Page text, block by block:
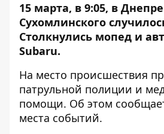
15 марта, в 9:05, в
Сухомлинского
Столкнулись мопед и
Subaru.
На место происшествия
патрульной полиции и
помощи. Об этом
места событий.